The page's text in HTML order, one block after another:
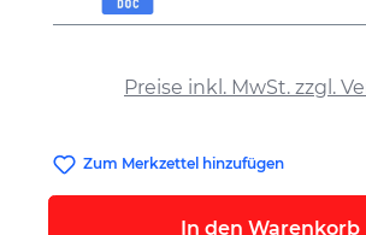
Preise inkl. MwSt. zzgl.
Zum Merkzettel hinzufügen
In den Warenkorb